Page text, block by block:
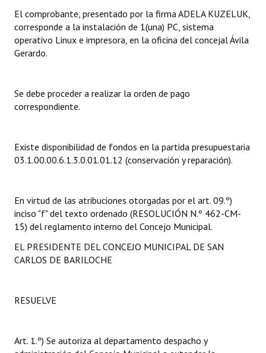
Digesto
Organigrama
Informes de Gestión
Dictámenes Asesoría Letrada
Ejecución Presupuestaria
Actas de Audiencias Públicas
Comunicaciones
Resoluciones
El comprobante, presentado por la firma ADELA KUZELUK,
corresponde a la instalación de 1(una) PC, sistema
operativo Linux e impresora, en la oficina del concejal Ávila
Gerardo.
Se debe proceder a realizar la orden de pago
correspondiente.
Existe disponibilidad de fondos en la partida presupuestaria
03.1.00.00.6.1.3.0.01.01.12 (conservación y reparación).
En virtud de las atribuciones otorgadas por el art. 09.º)
inciso "f" del texto ordenado (RESOLUCIÓN N.º 462-CM-
15) del reglamento interno del Concejo Municipal.
EL PRESIDENTE DEL CONCEJO MUNICIPAL DE SAN
CARLOS DE BARILOCHE
RESUELVE
Art. 1.º) Se autoriza al departamento despacho y